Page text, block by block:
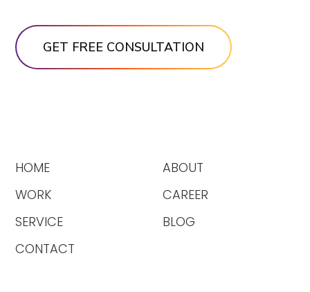
HOME
WORK
SERVICE
CONTACT
ABOUT
CAREER
BLOG